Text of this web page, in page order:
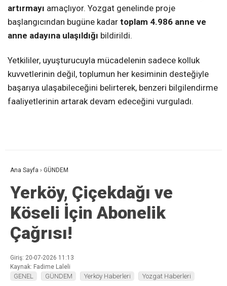
artırmayı amaçlıyor. Yozgat genelinde proje
başlangıcından bugüne kadar toplam 4.986 anne ve
anne adayına ulaşıldığı bildirildi.
Yetkililer, uyuşturucuyla mücadelenin sadece kolluk
kuvvetlerinin değil, toplumun her kesiminin desteğiyle
başarıya ulaşabileceğini belirterek, benzeri bilgilendirme
faaliyetlerinin artarak devam edeceğini vurguladı.
Ana Sayfa › GÜNDEM
Yerköy, Çiçekdağı ve
Köseli İçin Abonelik
Çağrısı!
Giriş: 20-07-2026 11:13
Kaynak: Fadime Laleli
GENEL GÜNDEM Yerköy Haberleri Yozgat Haberleri